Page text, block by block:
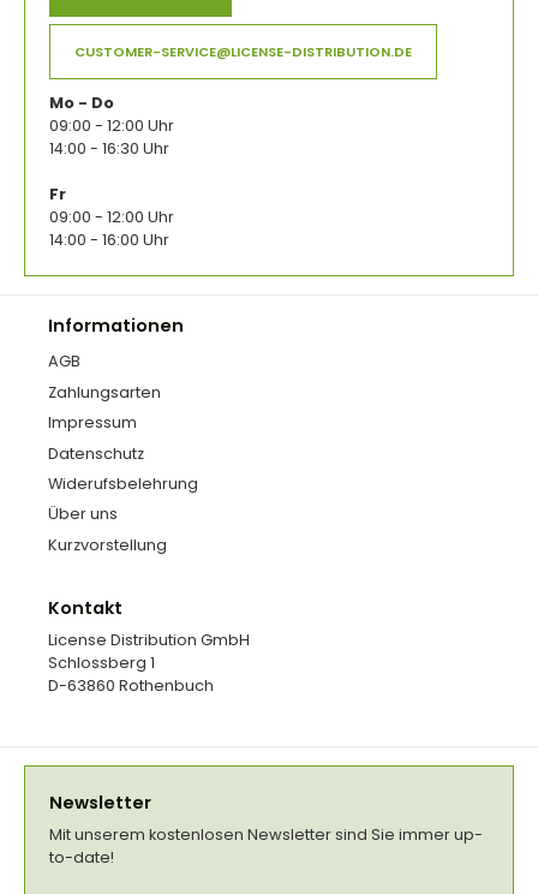
CUSTOMER-SERVICE@LICENSE-DISTRIBUTION.DE
Mo - Do
09:00 - 12:00 Uhr
14:00 - 16:30 Uhr
Fr
09:00 - 12:00 Uhr
14:00 - 16:00 Uhr
Informationen
AGB
Zahlungsarten
Impressum
Datenschutz
Widerufsbelehrung
Über uns
Kurzvorstellung
Kontakt
License Distribution GmbH
Schlossberg 1
D-63860 Rothenbuch
Newsletter
Mit unserem kostenlosen Newsletter sind Sie immer up-
to-date!